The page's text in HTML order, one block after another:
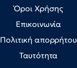
Όροι Χρήσης
Επικοινωνία
Πολιτική απορρήτου
Ταυτότητα